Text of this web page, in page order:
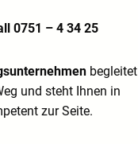
0751 – 4 34 25
begleitet
und steht Ihnen in
zur Seite.